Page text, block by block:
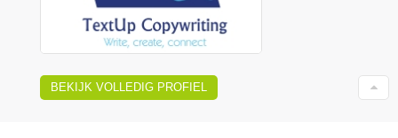
BEKIJK VOLLEDIG PROFIEL